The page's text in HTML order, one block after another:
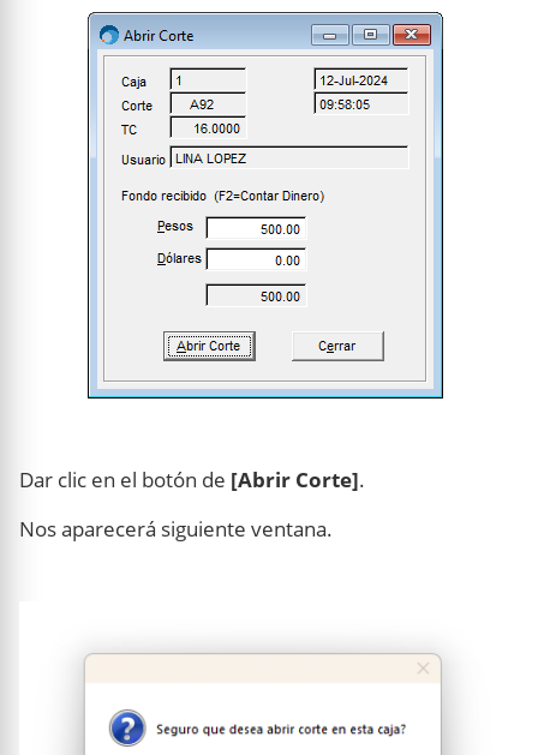
Dar clic en el botón de [Abrir Corte].
Nos aparecerá siguiente ventana.